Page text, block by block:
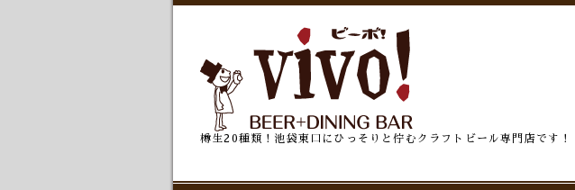
樽生20種類！池袋東口にひっそりと佇むクラフトビール専門店です！